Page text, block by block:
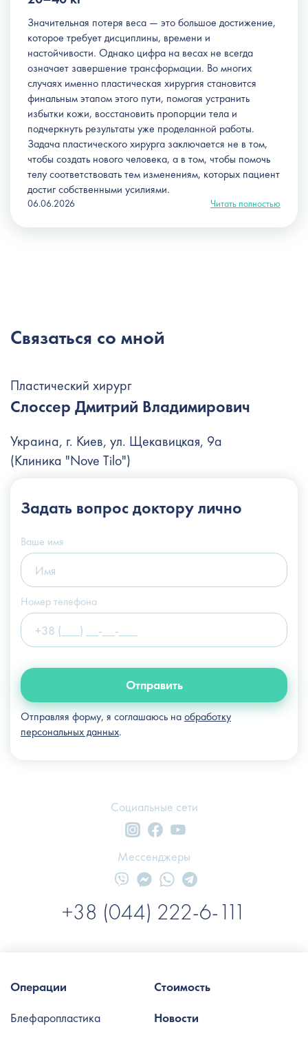
Значительная потеря веса — это большое достижение,
которое требует дисциплины, времени и
настойчивости. Однако цифра на весах не всегда
означает завершение трансформации. Во многих
случаях именно пластическая хирургия становится
финальным этапом этого пути, помогая устранить
избытки кожи, восстановить пропорции тела и
подчеркнуть результаты уже проделанной работы.
Задача пластического хирурга заключается не в том,
чтобы создать нового человека, а в том, чтобы помочь
телу соответствовать тем изменениям, которых пациент
достиг собственными усилиями.
06.06.2026 Читать полностью
Связаться со мной
Пластический хирург
Слоссер Дмитрий Владимирович
Украина, г. Киев, ул. Щекавицкая, 9а
(Клиника "Nove Tilo")
+38 (066) 122-6-111
info@slosser.com.ua
Задать вопросдоктору лично
Ваше имя
Номер телефона
Отправить
Отправляя форму, я соглашаюсь наобработку
персональных данных.
Социальные сети
+38 (044) 222-6-111
Мессенджеры
Стоимость
Новости
Операции
Блефаропластика